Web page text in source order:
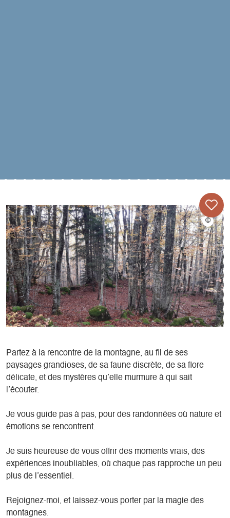
Partez à la rencontre de la montagne, au fil de ses
paysages grandioses, de sa faune discrète, de sa flore
délicate, et des mystères qu’elle murmure à qui sait
l’écouter.
Je vous guide pas à pas, pour des randonnées où nature et
émotions se rencontrent.
Je suis heureuse de vous offrir des moments vrais, des
expériences inoubliables, où chaque pas rapproche un peu
plus de l’essentiel.
Rejoignez-moi, et laissez-vous porter par la magie des
montagnes.